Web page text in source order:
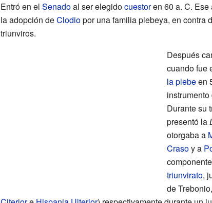
Entró en el Senadoal ser elegidocuestoren 60 a. C. Ese
la adopción deClodiopor una familia plebeya, en contra
triunviros.
Después
cuando fue
la plebeen
Durante su
presentó la
otorgaba a
Crasoy a
triunvirato,
de